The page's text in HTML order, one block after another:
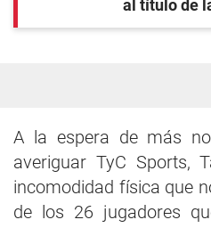
al título de
A la espera de más
averiguar TyC Sports,
incomodidad física que
de los 26 jugadores